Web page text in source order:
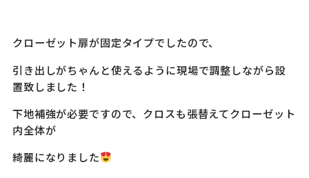
クローゼット扉が固定タイプでしたので、
引き出しがちゃんと使えるように現場で調整しながら設
置致しました！
下地補強が必要ですので、クロスも張替えてクローゼット
内全体が
綺麗になりました